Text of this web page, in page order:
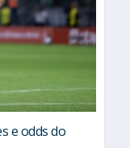
e odds do